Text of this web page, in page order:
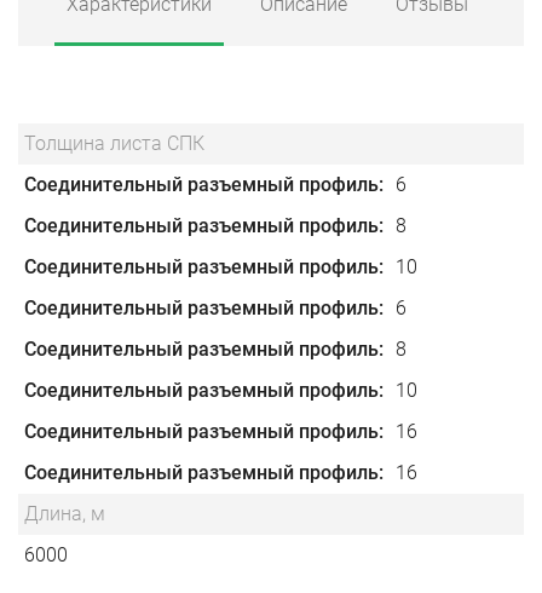
Толщина листа СПК
Соединительный разъемный профиль
6
Соединительный разъемный профиль
8
Соединительный разъемный профиль
10
Соединительный разъемный профиль
6
Соединительный разъемный профиль
8
Соединительный разъемный профиль
10
Соединительный разъемный профиль
16
Соединительный разъемный профиль
16
Длина, м
6000